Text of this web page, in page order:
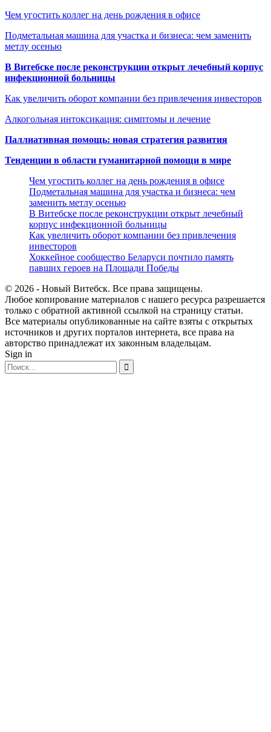
Чем угостить коллег на день рождения в офисе
Подметальная машина для участка и бизнеса: чем заменить
метлу осенью
В Витебске после реконструкции открыт лечебный корпус
инфекционной больницы
Как увеличить оборот компании без привлечения инвесторов
Алкогольная интоксикация: симптомы и лечение
Паллиативная помощь: новая стратегия развития
Тенденции в области гуманитарной помощи в мире
Чем угостить коллег на день рождения в офисе
Подметальная машина для участка и бизнеса: чем
заменить метлу осенью
В Витебске после реконструкции открыт лечебный
корпус инфекционной больницы
Как увеличить оборот компании без привлечения
инвесторов
Хоккейное сообщество Беларуси почтило память
павших героев на Площади Победы
© 2026 - Новый Витебск. Все права защищены.
Любое копирование материалов с нашего ресурса разрешается
только с обратной активной ссылкой на страницу статьи.
Все материалы опубликованные на сайте взяты с открытых
источников и других порталов интернета, все права на
авторство принадлежат их законным владельцам.
Sign in